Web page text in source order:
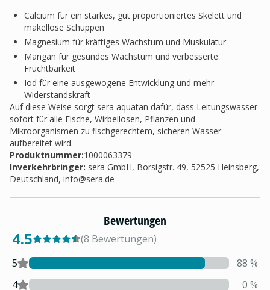
Calcium für ein starkes, gut proportioniertes Skelett und
makellose Schuppen
Magnesium für kräftiges Wachstum und Muskulatur
Mangan für gesundes Wachstum und verbesserte
Fruchtbarkeit
Iod für eine ausgewogene Entwicklung und mehr
Widerstandskraft
Auf diese Weise sorgt sera aquatan dafür, dass Leitungswasser
sofort für alle Fische, Wirbellosen, Pflanzen und
Mikroorganismen zu fischgerechtem, sicheren Wasser
aufbereitet wird.
Produktnummer:1000063379
Inverkehrbringer: sera GmbH, Borsigstr. 49, 52525 Heinsberg,
Deutschland, info@sera.de
Bewertungen
4.5 (8 Bewertungen)
5
88 %
4
0 %